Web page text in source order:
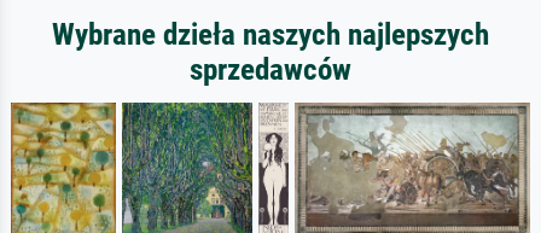
Wybrane dzieła naszych najlepszych
sprzedawców